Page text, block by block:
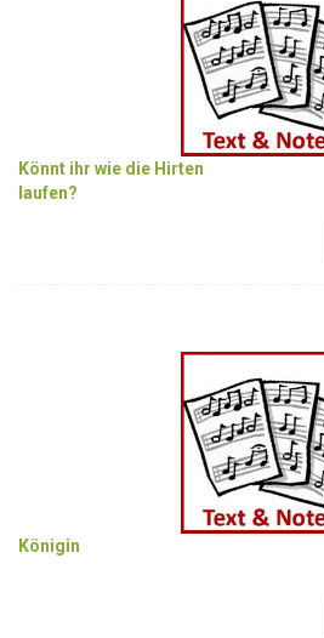
Könnt ihr wie die Hirten
laufen?
Königin